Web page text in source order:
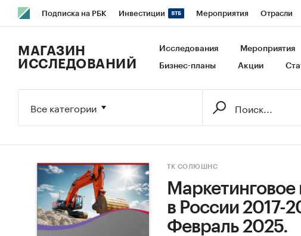
Подписка на РБК Инвестиции Мероприятия Отрасли
Исследования Кредитные рейтинги Франшизы Газета
МАГАЗИН
ИССЛЕДОВАНИЙ
Исследования Мероприятия
Бизнес-планы Акции
Все категории
ТК СОЛЮШНС
в России 2017-
Февраль 2025.